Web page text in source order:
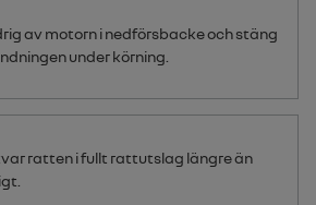
av motorn i nedförsbacke och stäng
under körning.
ratten i fullt rattutslag längre än